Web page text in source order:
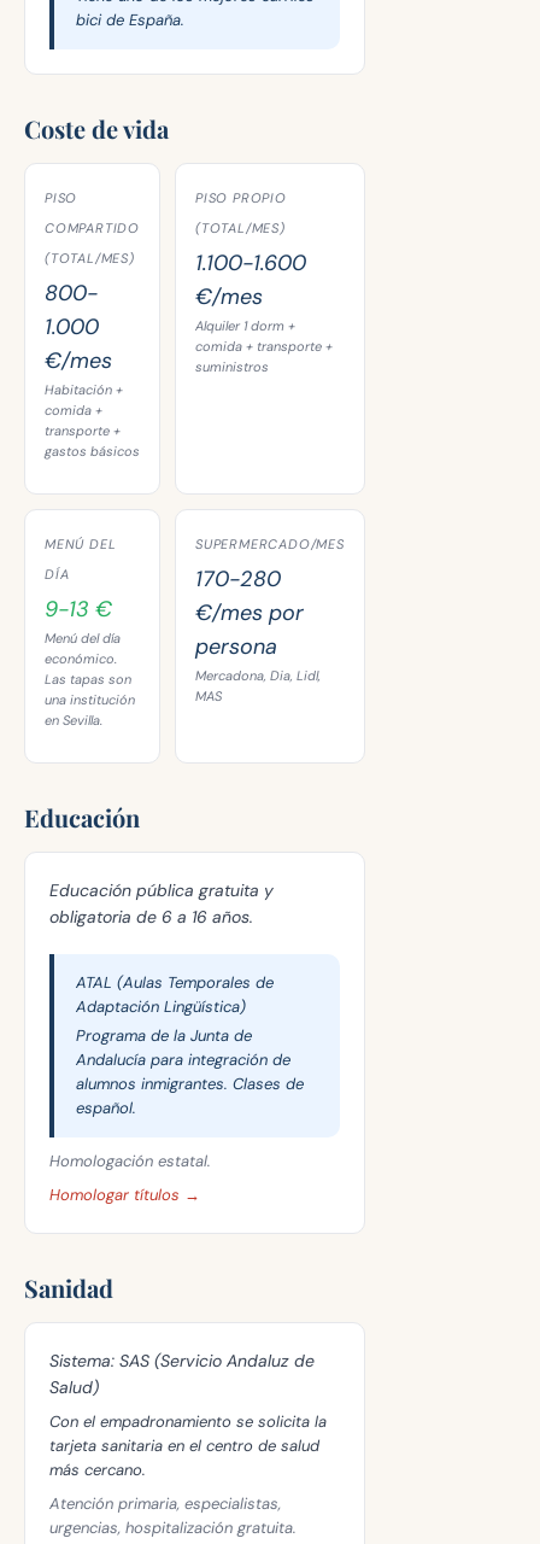
bici de España.
Coste de vida
PISO
COMPARTIDO
(TOTAL/MES)
800-
1.000
€/mes
Habitación +
comida +
transporte +
gastos básicos
PISO PROPIO
(TOTAL/MES)
1.100-1.600
€/mes
Alquiler 1 dorm +
comida + transporte +
suministros
MENÚ DEL
DÍA
9-13 €
Menú del día
económico.
Las tapas son
una institución
en Sevilla.
SUPERMERCADO/MES
170-280
€/mes por
persona
Mercadona, Dia, Lidl,
MAS
Educación
Educación pública gratuita y
obligatoria de 6 a 16 años.
ATAL (Aulas Temporales de
Adaptación Lingüística)
Programa de la Junta de
Andalucía para integración de
alumnos inmigrantes. Clases de
español.
Homologación estatal.
Homologar títulos →
Sanidad
Sistema: SAS (Servicio Andaluz de
Salud)
Con el empadronamiento se solicita la
tarjeta sanitaria en el centro de salud
más cercano.
Atención primaria, especialistas,
urgencias, hospitalización gratuita.